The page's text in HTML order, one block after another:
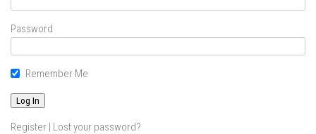
Password
Remember Me
Register | Lost your password?